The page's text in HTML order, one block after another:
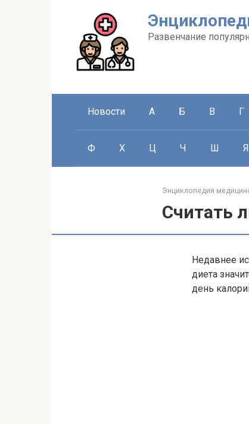
Развенчание
Новости А Б В Г
Ф Х Ц Ч Ш Я
Энциклопедия
Считать
Недавнее
диета
день